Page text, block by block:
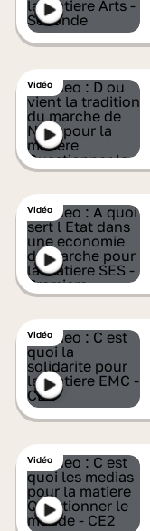
Vidéo
Vidéo
Vidéo
Vidéo